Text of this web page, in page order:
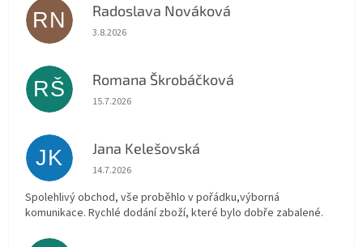
RN Radoslava Nováková
Hodnocení obchodu je 5 z 5 hvězdiček.
3.8.2026
RŠ Romana Škrobáčková
Hodnocení obchodu je 5 z 5 hvězdiček.
15.7.2026
JK Jana Kelešovská
Hodnocení obchodu je 5 z 5 hvězdiček.
14.7.2026
Spolehlivý obchod, vše proběhlo v pořádku,výborná
komunikace. Rychlé dodání zboží, které bylo dobře zabalené.